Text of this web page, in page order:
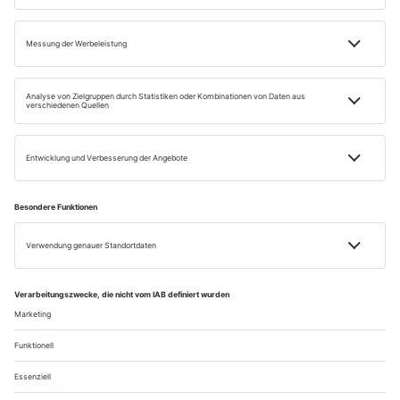
Impressum
Widerrufsbelehrung
AGB
Retour
Vertrag widerrufen
Einige Bilder auf dieser Website wurden mithilfe künstlicher Intelligenz erstellt.